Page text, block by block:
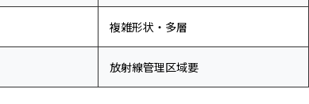
複雑形状・多層
放射線管理区域要